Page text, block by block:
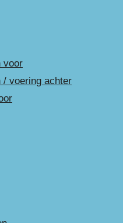
voor
/ voering achter